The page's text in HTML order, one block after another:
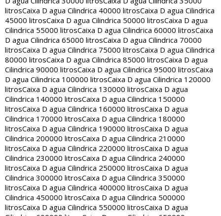
litrosCaixa D agua Cilindrica 40000 litrosCaixa D agua Cilindrica
45000 litrosCaixa D agua Cilindrica 50000 litrosCaixa D agua
Cilindrica 55000 litrosCaixa D agua Cilindrica 60000 litrosCaixa
D agua Cilindrica 65000 litrosCaixa D agua Cilindrica 70000
litrosCaixa D agua Cilindrica 75000 litrosCaixa D agua Cilindrica
80000 litrosCaixa D agua Cilindrica 85000 litrosCaixa D agua
Cilindrica 90000 litrosCaixa D agua Cilindrica 95000 litrosCaixa
D agua Cilindrica 100000 litrosCaixa D agua Cilindrica 120000
litrosCaixa D agua Cilindrica 130000 litrosCaixa D agua
Cilindrica 140000 litrosCaixa D agua Cilindrica 150000
litrosCaixa D agua Cilindrica 160000 litrosCaixa D agua
Cilindrica 170000 litrosCaixa D agua Cilindrica 180000
litrosCaixa D agua Cilindrica 190000 litrosCaixa D agua
Cilindrica 200000 litrosCaixa D agua Cilindrica 210000
litrosCaixa D agua Cilindrica 220000 litrosCaixa D agua
Cilindrica 230000 litrosCaixa D agua Cilindrica 240000
litrosCaixa D agua Cilindrica 250000 litrosCaixa D agua
Cilindrica 300000 litrosCaixa D agua Cilindrica 350000
litrosCaixa D agua Cilindrica 400000 litrosCaixa D agua
Cilindrica 450000 litrosCaixa D agua Cilindrica 500000
litrosCaixa D agua Cilindrica 550000 litrosCaixa D agua